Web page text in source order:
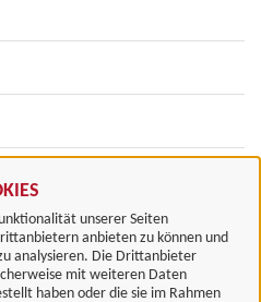
unserer Seiten
anbieten zu können und
analysieren. Die Drittanbieter
mit weiteren Daten
haben oder die sie im Rahmen